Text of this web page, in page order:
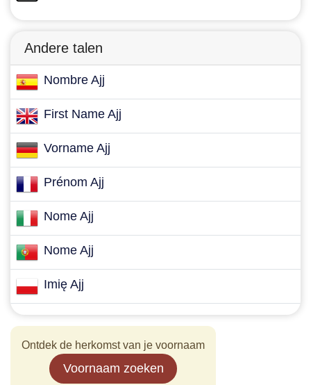
Andere talen
Nombre Ajj
First Name Ajj
Vorname Ajj
Prénom Ajj
Nome Ajj
Nome Ajj
Imię Ajj
Ontdek de herkomst van je voornaam
Voornaam zoeken